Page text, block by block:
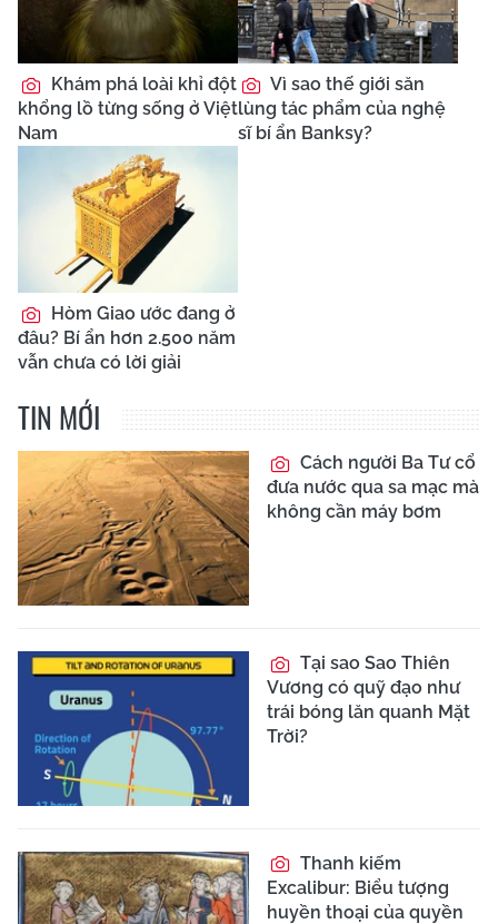
Khám phá loài khỉ đột
khổng lồ từng sống ở Việt
Nam
Vì sao thế giới săn
lùng tác phẩm của nghệ
sĩ bí ẩn Banksy?
Hòm Giao ước đang ở
đâu? Bí ẩn hơn 2.500 năm
vẫn chưa có lời giải
TIN MỚI
Cách người Ba Tư cổ
đưa nước qua sa mạc mà
không cần máy bơm
Tại sao Sao Thiên
Vương có quỹ đạo như
trái bóng lăn quanh Mặt
Trời?
Thanh kiếm
Excalibur: Biểu tượng
huyền thoại của quyền